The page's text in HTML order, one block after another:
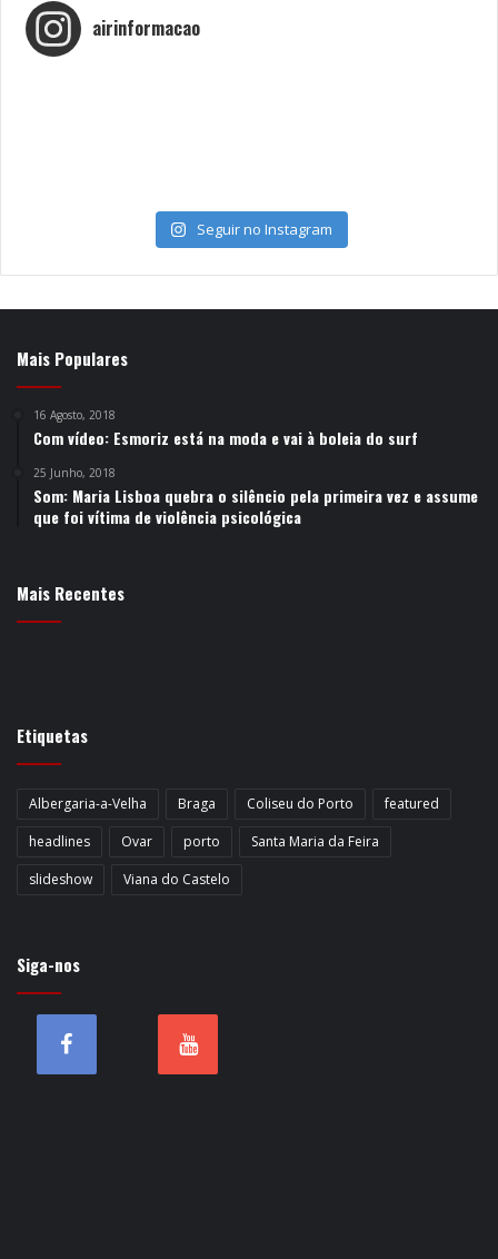
airinformacao
Seguir no Instagram
Mais Populares
16 Agosto, 2018
Com vídeo: Esmoriz está na moda e vai à boleia do surf
25 Junho, 2018
Som: Maria Lisboa quebra o silêncio pela primeira vez e assume
que foi vítima de violência psicológica
Mais Recentes
Etiquetas
Albergaria-a-Velha Braga Coliseu do Porto
featured
headlines
Ovar porto
Santa Maria da Feira
slideshow
Viana do Castelo
Siga-nos